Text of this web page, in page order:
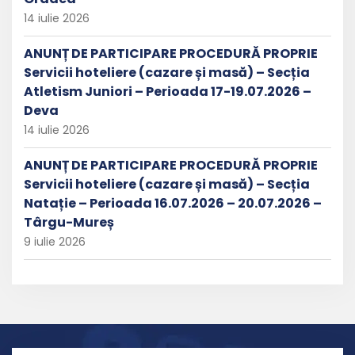
14 iulie 2026
ANUNȚ DE PARTICIPARE PROCEDURĂ PROPRIE
Servicii hoteliere (cazare și masă) – Secția
Atletism Juniori – Perioada 17-19.07.2026 –
Deva
14 iulie 2026
ANUNȚ DE PARTICIPARE PROCEDURĂ PROPRIE
Servicii hoteliere (cazare și masă) – Secția
Natație – Perioada 16.07.2026 – 20.07.2026 –
Târgu-Mureș
9 iulie 2026